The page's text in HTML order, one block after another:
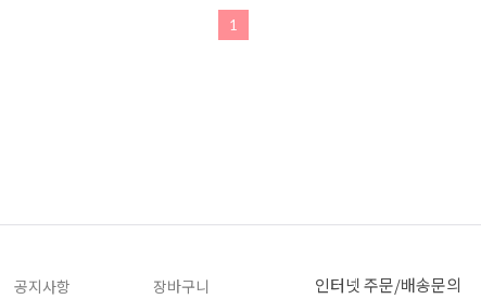
1
공지사항
장바구니
인터넷 주문/배송문의